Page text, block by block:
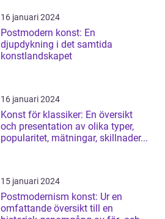
16 januari 2024
Postmodern konst: En
djupdykning i det samtida
konstlandskapet
16 januari 2024
Konst för klassiker: En översikt
och presentation av olika typer,
popularitet, mätningar, skillnader...
15 januari 2024
Postmodernism konst: Ur en
omfattande översikt till en